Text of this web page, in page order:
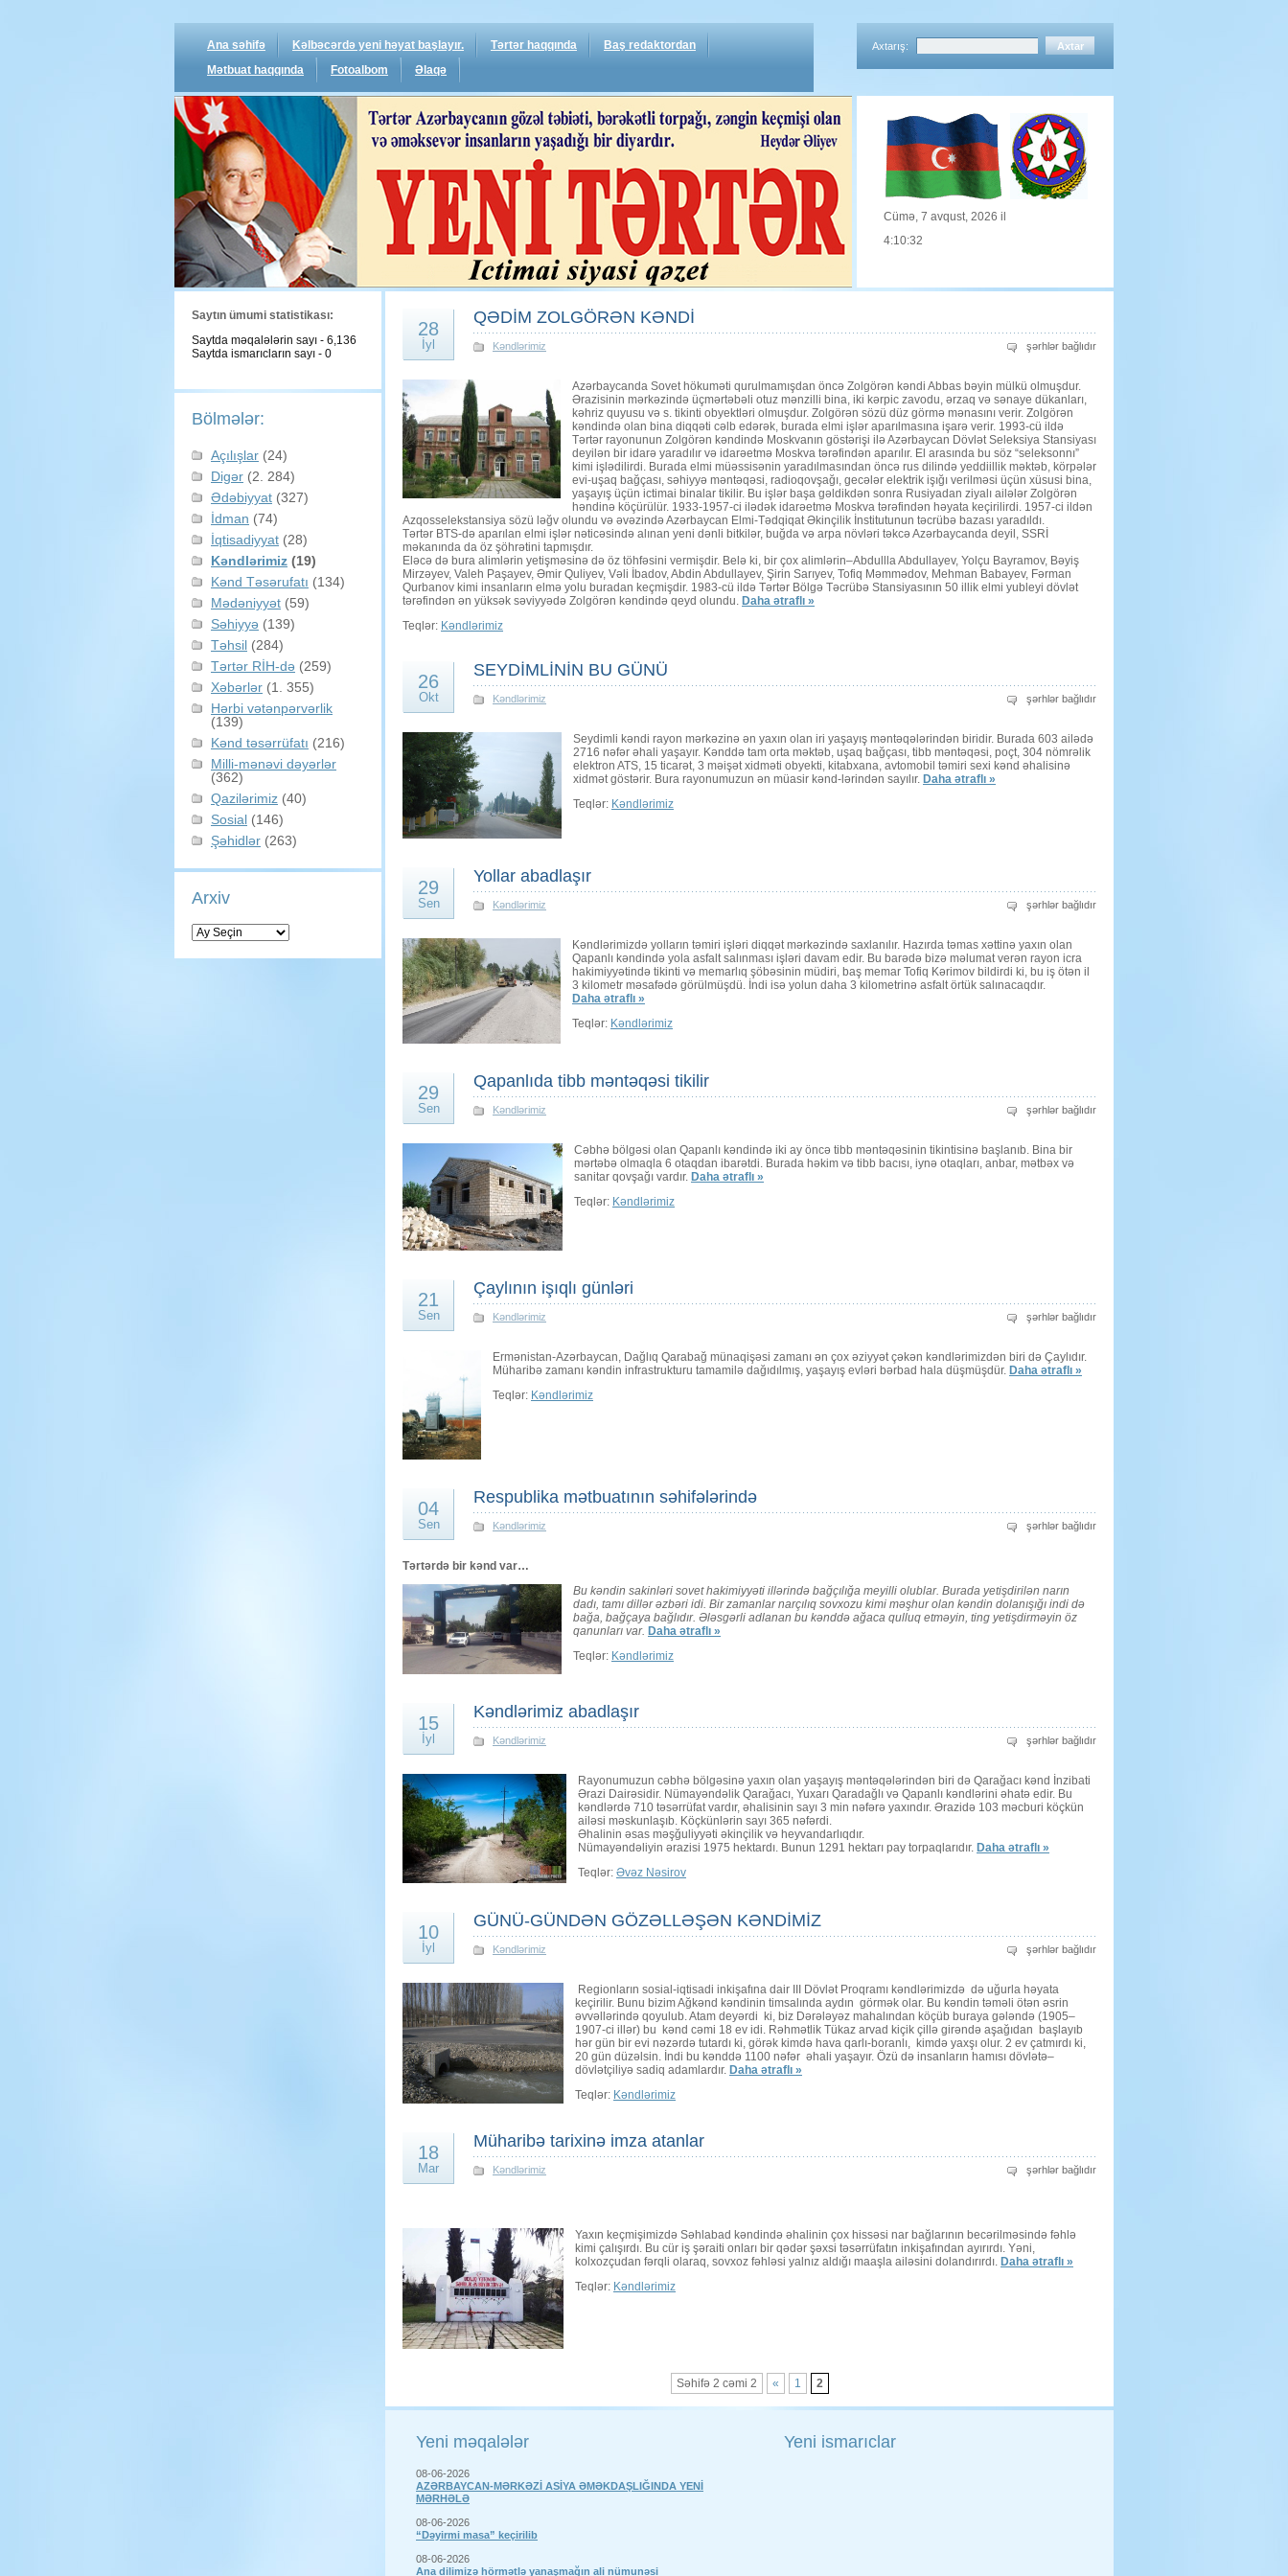
Ana səhifə Kəlbəcərdə yeni həyat başlayır. Tərtər haqqında
Baş redaktordan
Mətbuat haqqında
Fotoalbom Əlaqə
Axtarış:
Cümə, 7 avqust, 2026 il
4:10:33
Saytın ümumi statistikası:
Saytda məqalələrin sayı - 6,136
Saytda ismarıcların sayı - 0
Bölmələr:
Açılışlar (24)
Digər (2. 284)
Ədəbiyyat (327)
İdman (74)
İqtisadiyyat (28)
Kəndlərimiz (19)
Kənd Təsərufatı (134)
Mədəniyyət (59)
Səhiyyə (139)
Təhsil (284)
Tərtər RİH-də (259)
Xəbərlər (1. 355)
Hərbi vətənpərvərlik
(139)
Kənd təsərrüfatı (216)
Milli-mənəvi dəyərlər
(362)
Qazilərimiz (40)
Sosial (146)
Şəhidlər (263)
Arxiv
Arxiv
28
İyl
QƏDİM ZOLGÖRƏN KƏNDİ
Kəndlərimiz
QƏDİM
ZOLGÖRƏN
şərhlər bağlıdır
Azərbaycanda Sovet hökuməti qurulmamışdan öncə Zolgörən kəndi Abbas bəyin mülkü olmuşdur.
Ərazisinin mərkəzində üçmərtəbəli otuz mənzilli bina, iki kərpic zavodu, ərzaq və sənaye dükanları,
kəhriz quyusu və s. tikinti obyektləri olmuşdur. Zolgörən sözü düz görmə mənasını verir. Zolgörən
kəndində olan bina diqqəti cəlb edərək, burada elmi işlər aparılmasına işarə verir. 1993-cü ildə
Tərtər rayonunun Zolgörən kəndində Moskvanın göstərişi ilə Azərbaycan Dövlət Seleksiya Stansiyası
deyilən bir idarə yaradılır və idarəetmə Moskva tərəfindən aparılır. El arasında bu söz “seleksonnı”
kimi işlədilirdi. Burada elmi müəssisənin yaradılmasından öncə rus dilində yeddiillik məktəb, körpələr
evi-uşaq bağçası, səhiyyə məntəqəsi, radioqovşağı, gecələr elektrik işığı verilməsi üçün xüsusi bina,
yaşayış üçün ictimai binalar tikilir. Bu işlər başa gəldikdən sonra Rusiyadan ziyalı ailələr Zolgörən
həndinə köçürülür. 1933-1957-ci ilədək idarəetmə Moskva tərəfindən həyata keçirilirdi. 1957-ci ildən
Azqosselekstansiya sözü ləğv olundu və əvəzində Azərbaycan Elmi-Tədqiqat Əkinçilik İnstitutunun təcrübə bazası yaradıldı.
Tərtər BTS-də aparılan elmi işlər nəticəsində alınan yeni dənli bitkilər, buğda və arpa növləri təkcə Azərbaycanda deyil, SSRİ
məkanında da öz şöhrətini tapmışdır.
Eləcə də bura alimlərin yetişməsinə də öz töhfəsini vermişdir. Belə ki, bir çox alimlərin–Abdullla Abdullayev, Yolçu Bayramov, Bəyiş
Mirzəyev, Valeh Paşayev, Əmir Quliyev, Vəli İbadov, Abdin Abdullayev, Şirin Sarıyev, Tofiq Məmmədov, Mehman Babayev, Fərman
Qurbanov kimi insanların elmə yolu buradan keçmişdir. 1983-cü ildə Tərtər Bölgə Təcrübə Stansiyasının 50 illik elmi yubleyi dövlət
tərəfindən ən yüksək səviyyədə Zolgörən kəndində qeyd olundu. Daha ətraflı »
Teqlər: Kəndlərimiz
26
Okt
SEYDİMLİNİN BU GÜNÜ
Kəndlərimiz
SEYDİMLİNİN
BU
şərhlər bağlıdır
Seydimli kəndi rayon mərkəzinə ən yaxın olan iri yaşayış məntəqələrindən biridir. Burada 603 ailədə
2716 nəfər əhali yaşayır. Kənddə tam orta məktəb, uşaq bağçası, tibb məntəqəsi, poçt, 304 nömrəlik
elektron ATS, 15 ticarət, 3 məişət xidməti obyekti, kitabxana, avtomobil təmiri sexi kənd əhalisinə
xidmət göstərir. Bura rayonumuzun ən müasir kənd-lərindən sayılır. Daha ətraflı »
Teqlər: Kəndlərimiz
29
Sen
Yollar abadlaşır
Kəndlərimiz
Yollar
abadlaşır
şərhlər bağlıdır
Kəndlərimizdə yolların təmiri işləri diqqət mərkəzində saxlanılır. Hazırda təmas xəttinə yaxın olan
Qapanlı kəndində yola asfalt salınması işləri davam edir. Bu barədə bizə məlumat verən rayon icra
hakimiyyətində tikinti və memarlıq şöbəsinin müdiri, baş memar Tofiq Kərimov bildirdi ki, bu iş ötən il
3 kilometr məsafədə görülmüşdü. İndi isə yolun daha 3 kilometrinə asfalt örtük salınacaqdır.
Daha ətraflı »
Teqlər: Kəndlərimiz
29
Sen
Qapanlıda tibb məntəqəsi tikilir
Kəndlərimiz
Qapanlıda
tibb
üçün
şərhlər bağlıdır
Cəbhə bölgəsi olan Qapanlı kəndində iki ay öncə tibb məntəqəsinin tikintisinə başlanıb. Bina bir
mərtəbə olmaqla 6 otaqdan ibarətdi. Burada həkim və tibb bacısı, iynə otaqları, anbar, mətbəx və
sanitar qovşağı vardır. Daha ətraflı »
Teqlər: Kəndlərimiz
21
Sen
Çaylının işıqlı günləri
Kəndlərimiz
Çaylının
işıqlı
şərhlər bağlıdır
Ermənistan-Azərbaycan, Dağlıq Qarabağ münaqişəsi zamanı ən çox əziyyət çəkən kəndlərimizdən biri də Çaylıdır.
Müharibə zamanı kəndin infrastrukturu tamamilə dağıdılmış, yaşayış evləri bərbad hala düşmüşdür. Daha ətraflı »
Teqlər: Kəndlərimiz
04
Sen
Respublika mətbuatının səhifələrində
Kəndlərimiz
Respublika
mətbuatının
şərhlər bağlıdır
Tərtərdə bir kənd var…
Bu kəndin sakinləri sovet hakimiyyəti illərində bağçılığa meyilli olublar. Burada yetişdirilən narın
dadı, tamı dillər əzbəri idi. Bir zamanlar narçılıq sovxozu kimi məşhur olan kəndin dolanışığı indi də
bağa, bağçaya bağlıdır. Ələsgərli adlanan bu kənddə ağaca qulluq etməyin, ting yetişdirməyin öz
qanunları var. Daha ətraflı »
Teqlər: Kəndlərimiz
15
İyl
Kəndlərimiz abadlaşır
Kəndlərimiz
Kəndlərimiz
abadlaşır
şərhlər bağlıdır
Rayonumuzun cəbhə bölgəsinə yaxın olan yaşayış məntəqələrindən biri də Qarağacı kənd İnzibati
Ərazi Dairəsidir. Nümayəndəlik Qarağacı, Yuxarı Qaradağlı və Qapanlı kəndlərini əhatə edir. Bu
kəndlərdə 710 təsərrüfat vardır, əhalisinin sayı 3 min nəfərə yaxındır. Ərazidə 103 məcburi köçkün
ailəsi məskunlaşıb. Köçkünlərin sayı 365 nəfərdi.
Əhalinin əsas məşğuliyyəti əkinçilik və heyvandarlıqdır.
Nümayəndəliyin ərazisi 1975 hektardı. Bunun 1291 hektarı pay torpaqlarıdır. Daha ətraflı »
Teqlər: Əvəz Nəsirov
10
İyl
GÜNÜ-GÜNDƏN GÖZƏLLƏŞƏN KƏNDİMİZ
Kəndlərimiz
GÜNÜ-
GÜNDƏN
üçün
şərhlər bağlıdır
Regionların sosial-iqtisadi inkişafına dair III Dövlət Proqramı kəndlərimizdə də uğurla həyata
keçirilir. Bunu bizim Ağkənd kəndinin timsalında aydın görmək olar. Bu kəndin təməli ötən əsrin
əvvəllərində qoyulub. Atam deyərdi ki, biz Dərələyəz mahalından köçüb buraya gələndə (1905–
1907-ci illər) bu kənd cəmi 18 ev idi. Rəhmətlik Tükaz arvad kiçik çillə girəndə aşağıdan başlayıb
hər gün bir evi nəzərdə tutardı ki, görək kimdə hava qarlı-boranlı, kimdə yaxşı olur. 2 ev çatmırdı ki,
20 gün düzəlsin. İndi bu kənddə 1100 nəfər əhali yaşayır. Özü də insanların hamısı dövlətə–
dövlətçiliyə sadiq adamlardır. Daha ətraflı »
Teqlər: Kəndlərimiz
18
Mar
Müharibə tarixinə imza atanlar
Kəndlərimiz
Müharibə
tarixinə
şərhlər bağlıdır
Yaxın keçmişimizdə Səhlabad kəndində əhalinin çox hissəsi nar bağlarının becərilməsində fəhlə
kimi çalışırdı. Bu cür iş şəraiti onları bir qədər şəxsi təsərrüfatın inkişafından ayırırdı. Yəni,
kolxozçudan fərqli olaraq, sovxoz fəhləsi yalnız aldığı maaşla ailəsini dolandırırdı. Daha ətraflı »
Teqlər: Kəndlərimiz
Səhifə 2 cəmi 2 « 1 2
Yeni məqalələr
08-06-2026
AZƏRBAYCAN-MƏRKƏZİ ASİYA ƏMƏKDAŞLIĞINDA YENİ
MƏRHƏLƏ
08-06-2026
“Dəyirmi masa” keçirilib
08-06-2026
Ana dilimizə hörmətlə yanaşmağın ali nümunəsi
Yeni ismarıclar